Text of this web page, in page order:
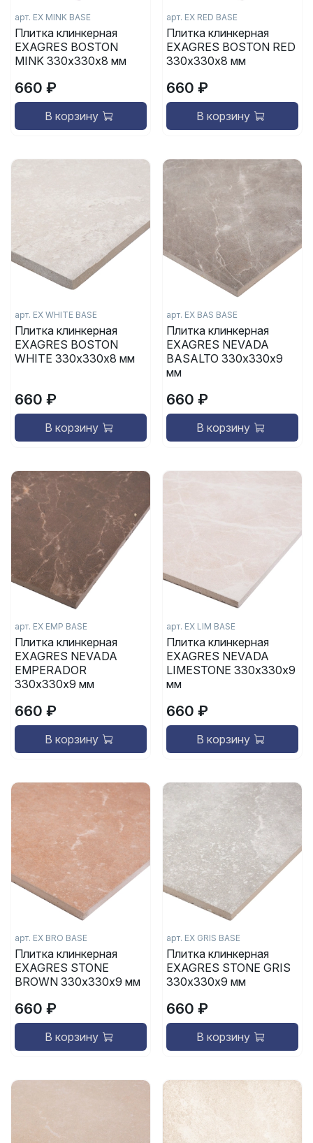
арт. EX MINK BASE
Плитка клинкерная
EXAGRES BOSTON
MINK 330х330х8 мм
660 ₽
В корзину
арт. EX RED BASE
Плитка клинкерная
EXAGRES BOSTON RED
330х330х8 мм
660 ₽
В корзину
арт. EX WHITE BASE
Плитка клинкерная
EXAGRES BOSTON
WHITE 330х330х8 мм
660 ₽
В корзину
арт. EX BAS BASE
Плитка клинкерная
EXAGRES NEVADA
BASALTO 330х330х9
мм
660 ₽
В корзину
арт. EX EMP BASE
Плитка клинкерная
EXAGRES NEVADA
EMPERADOR
330х330х9 мм
660 ₽
В корзину
арт. EX LIM BASE
Плитка клинкерная
EXAGRES NEVADA
LIMESTONE 330х330х9
мм
660 ₽
В корзину
арт. EX BRO BASE
Плитка клинкерная
EXAGRES STONE
BROWN 330х330х9 мм
660 ₽
В корзину
арт. EX GRIS BASE
Плитка клинкерная
EXAGRES STONE GRIS
330х330х9 мм
660 ₽
В корзину